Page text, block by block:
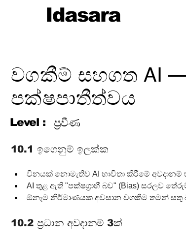
Idasara
වගකීම් සහගත AI
පක්ෂපාතීත්වය
ප්‍රවීණ
Level :
10.1 ඉගෙනුම් ඉලක්ක
විනයක් නොමැතිව AI භාවිතා කිරීමේ අවදානම්
AI තුළ ඇති "පක්ෂග්‍රාහී බව" (Bias) සරලව
ඕනෑම නිර්මාණයක අවසාන වගකීම තමන් සතු
10.2 ප්‍රධාන අවදානම් 3ක්